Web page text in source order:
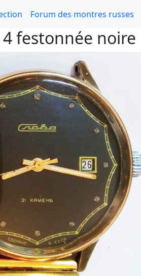
Forum des montres russes
festonnée noire